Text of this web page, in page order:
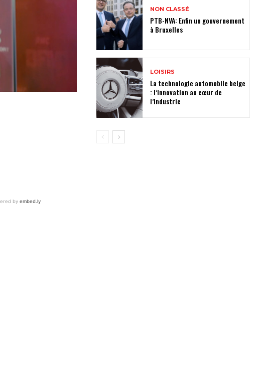
NON CLASSÉ
PTB-NVA: Enfin un gouvernement
à Bruxelles
LOISIRS
La technologie automobile belge
: l’innovation au cœur de
l’industrie